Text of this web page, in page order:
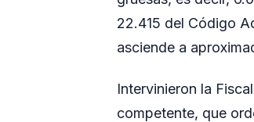
22.415 del Código
asciende a
Intervinieron la
competente, que